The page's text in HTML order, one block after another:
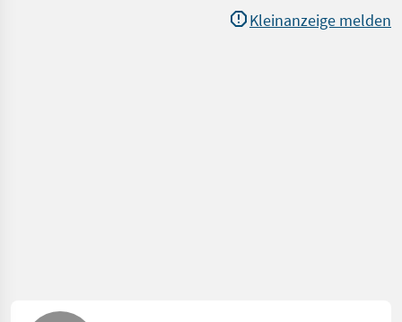
Kleinanzeige melden